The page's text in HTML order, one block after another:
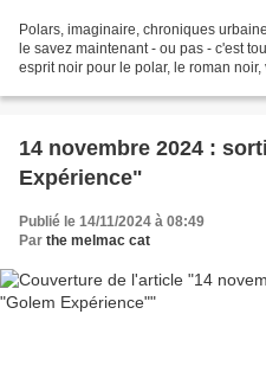
Polars, imaginaire, chroniques
le savez maintenant - ou pas - c'est
esprit noir pour le polar, le roman
14 novembre 2024 :
Expérience"
Publié le 14/11/2024 à 08:49
Par the melmac cat